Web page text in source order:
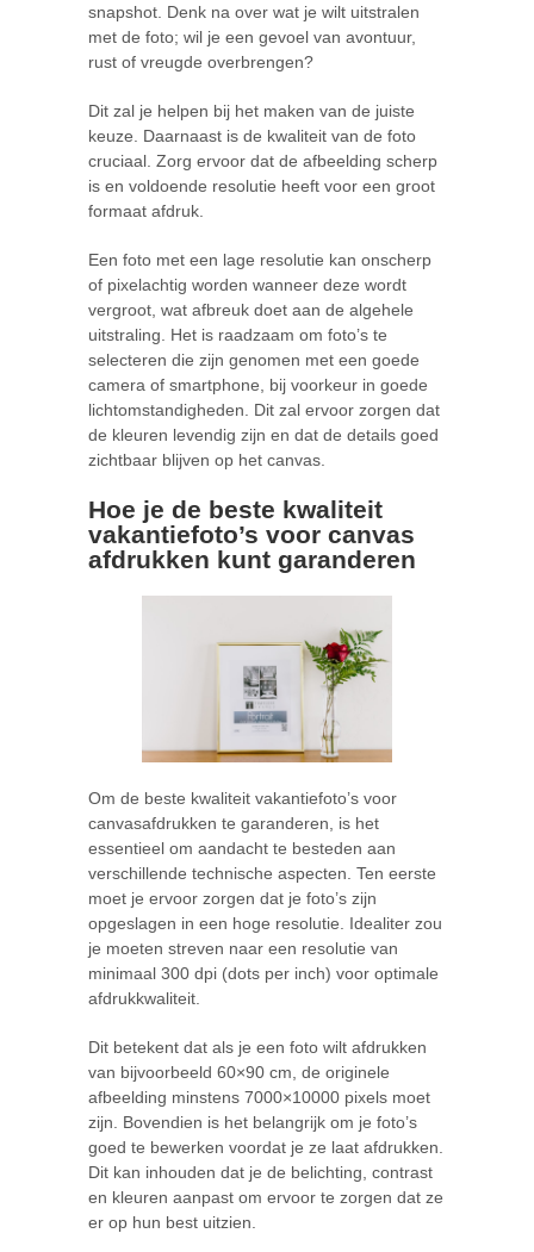
snapshot. Denk na over wat je wilt uitstralen
met de foto; wil je een gevoel van avontuur,
rust of vreugde overbrengen?
Dit zal je helpen bij het maken van de juiste
keuze. Daarnaast is de kwaliteit van de foto
cruciaal. Zorg ervoor dat de afbeelding scherp
is en voldoende resolutie heeft voor een groot
formaat afdruk.
Een foto met een lage resolutie kan onscherp
of pixelachtig worden wanneer deze wordt
vergroot, wat afbreuk doet aan de algehele
uitstraling. Het is raadzaam om foto’s te
selecteren die zijn genomen met een goede
camera of smartphone, bij voorkeur in goede
lichtomstandigheden. Dit zal ervoor zorgen dat
de kleuren levendig zijn en dat de details goed
zichtbaar blijven op het canvas.
Hoe je de beste kwaliteit
vakantiefoto’s voor canvas
afdrukken kunt garanderen
Om de beste kwaliteit vakantiefoto’s voor
canvasafdrukken te garanderen, is het
essentieel om aandacht te besteden aan
verschillende technische aspecten. Ten eerste
moet je ervoor zorgen dat je foto’s zijn
opgeslagen in een hoge resolutie. Idealiter zou
je moeten streven naar een resolutie van
minimaal 300 dpi (dots per inch) voor optimale
afdrukkwaliteit.
Dit betekent dat als je een foto wilt afdrukken
van bijvoorbeeld 60×90 cm, de originele
afbeelding minstens 7000×10000 pixels moet
zijn. Bovendien is het belangrijk om je foto’s
goed te bewerken voordat je ze laat afdrukken.
Dit kan inhouden dat je de belichting, contrast
en kleuren aanpast om ervoor te zorgen dat ze
er op hun best uitzien.